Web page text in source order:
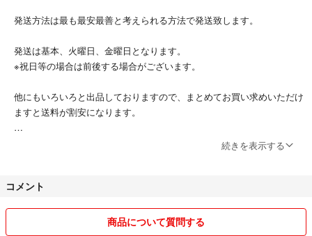
発送方法は最も最安最善と考えられる方法で発送致します。
発送は基本、火曜日、金曜日となります。
※祝日等の場合は前後する場合がございます。
他にもいろいろと出品しておりますので、まとめてお買い求めいただけ
ますと送料が割安になります。
続きを表示する
コメント
商品について質問する